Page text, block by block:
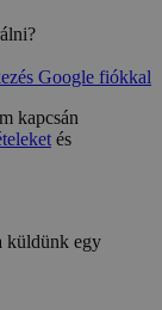
Google fiókkal
kapcsán
és
küldünk egy